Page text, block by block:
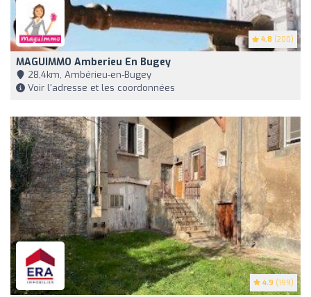
4.8 (200)
MAGUIMMO Amberieu En Bugey
28,4km, Ambérieu-en-Bugey
Voir l'adresse et les coordonnées
4.9 (199)